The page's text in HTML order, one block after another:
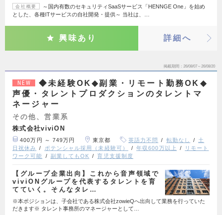
会社概要
～国内有数のセキュリティSaaSサービス「HENNGE One」を始め
とした、各種ITサービスの自社開発・提供～ 当社は、…
興味あり 詳細へ
掲載期間 26/08/07～26/08/20
NEW
◆未経験OK◆副業・リモート勤務OK◆
声優・タレントプロダクションのタレントマ
ネージャー
その他、営業系
株式会社viviON
400万円 ～ 749万円 東京都 英語力不問 転勤なし
土
日祝休み
ポテンシャル採用（未経験可） 年収600万以上
リモート
ワーク可能
副業してもOK 育児支援制度
【グループ企業出向】これから音声領域で
viviONグループを代表するタレントを育
てていく。そんなタレ…
※本ポジションは、子会社である株式会社zowieQへ出向して業務を行っていた
だきます※ タレント事務所のマネージャーとして…